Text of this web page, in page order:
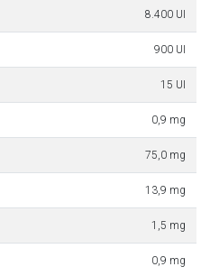
8.400 UI
900 UI
15 UI
0,9 mg
75,0 mg
13,9 mg
1,5 mg
0,9 mg